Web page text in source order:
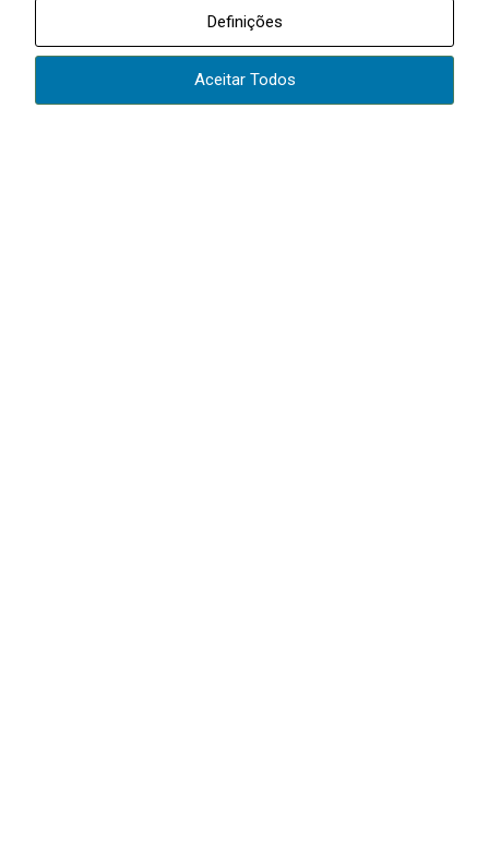
Definições
Aceitar Todos